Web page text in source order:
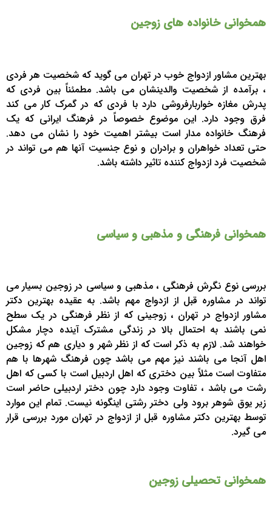
همخوانی خانواده های زوجین
بهترین مشاور ازدواج خوب در تهران می گوید که شخصیت هر فردی
، برآمده از شخصیت والدینشان می باشد. مطمئناً بین فردی که
پدرش مغازه خواربارفروشی دارد با فردی که در گمرک کار می کند
فرق وجود دارد. این موضوع خصوصاً در فرهنگ ایرانی که یک
فرهنگ خانواده مدار است بیشتر اهمیت خود را نشان می دهد.
حتی تعداد خواهران و برادران و نوع جنسیت آنها هم می تواند در
شخصیت فرد ازدواج کننده تاثیر داشته باشد.
همخوانی فرهنگی و مذهبی و سیاسی
بررسی نوع نگرش فرهنگی ، مذهبی و سیاسی در زوجین بسیار می
تواند در مشاوره قبل از ازدواج مهم باشد. به عقیده بهترین دکتر
مشاور ازدواج در تهران ، زوجینی که از نظر فرهنگی در یک سطح
نمی باشند به احتمال بالا در زندگی مشترک آینده دچار مشکل
خواهند شد. لازم به ذکر است که از نظر شهر و دیاری هم که زوجین
اهل آنجا می باشند نیز مهم می باشد چون فرهنگ شهرها با هم
متفاوت است مثلاً بین دختری که اهل اردبیل است با کسی که اهل
رشت می باشد ، تفاوت وجود دارد چون دختر اردبیلی حاضر است
زیر یوق شوهر برود ولی دختر رشتی اینگونه نیست. تمام این موارد
توسط بهترین دکتر مشاوره قبل از ازدواج در تهران مورد بررسی قرار
می گیرد.
همخوانی تحصیلی زوجین